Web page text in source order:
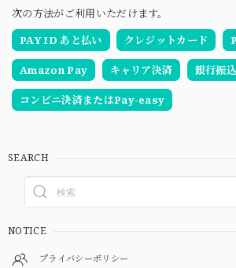
次の方法がご利用いただけます。
PAY ID あと払い
クレジットカード
Amazon Pay キャリア決済 銀行振込
コンビニ決済またはPay-easy
SEARCH
NOTICE
プライバシーポリシー